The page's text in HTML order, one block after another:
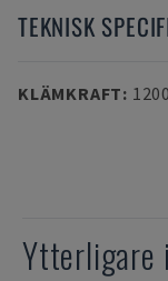
TEKNISK
KLÄMKRAFT:
Ytterligare